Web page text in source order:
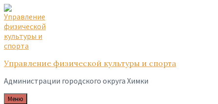
Skip
to
content
Skip
to
main
navigation
Skip
to
footer
Управление физической культуры и спорта
Администрации городского округа Химки
Меню